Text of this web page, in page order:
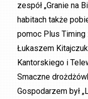
zespół „Granie na
habitach także
pomoc Plus
Łukaszem
Kantorskiego i
Smaczne
Gospodarzem był